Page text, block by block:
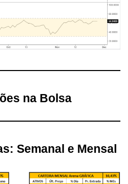
na Bolsa
Semanal e Mensal